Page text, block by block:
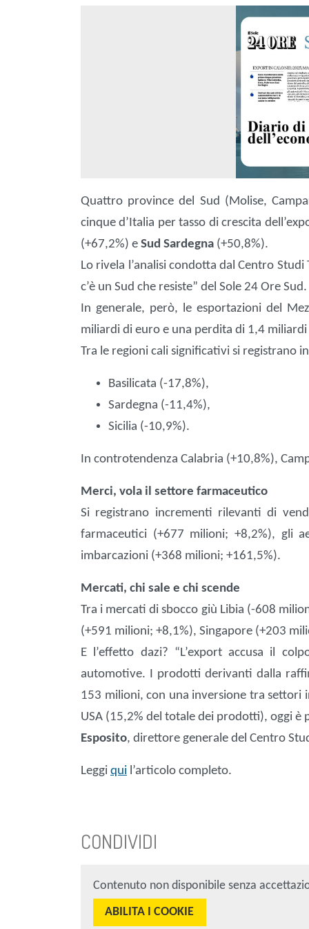
Quattro province del Sud (Molise,
cinque d’Italia per tasso di crescita
(+67,2%) e Sud Sardegna (+50,8%).
Lo rivela l’analisi condotta dal Centro
c’è un Sud che resiste” del Sole 24 Ore Sud.
In generale, però, le esportazioni del
miliardi di euro e una perdita di 1,4
Tra le regioni cali significativi si registrano
Basilicata (-17,8%),
Sardegna (-11,4%),
Sicilia (-10,9%).
In controtendenza Calabria (+10,8%),
Merci, vola il settore farmaceutico
Si registrano incrementi rilevanti di
farmaceutici (+677 milioni; +8,2%), gli
imbarcazioni (+368 milioni; +161,5%).
Mercati, chi sale e chi scende
Tra i mercati di sbocco giù Libia (-608
(+591 milioni; +8,1%), Singapore (+203
E l’effetto dazi? “L’export accusa il
automotive. I prodotti derivanti dalla
153 milioni, con una inversione tra settori
USA (15,2% del totale dei prodotti), oggi è
Esposito, direttore generale del Centro
Leggi qui l’articolo completo.
CONDIVIDI
Contenuto non disponibile senza
ABILITA I COOKIE